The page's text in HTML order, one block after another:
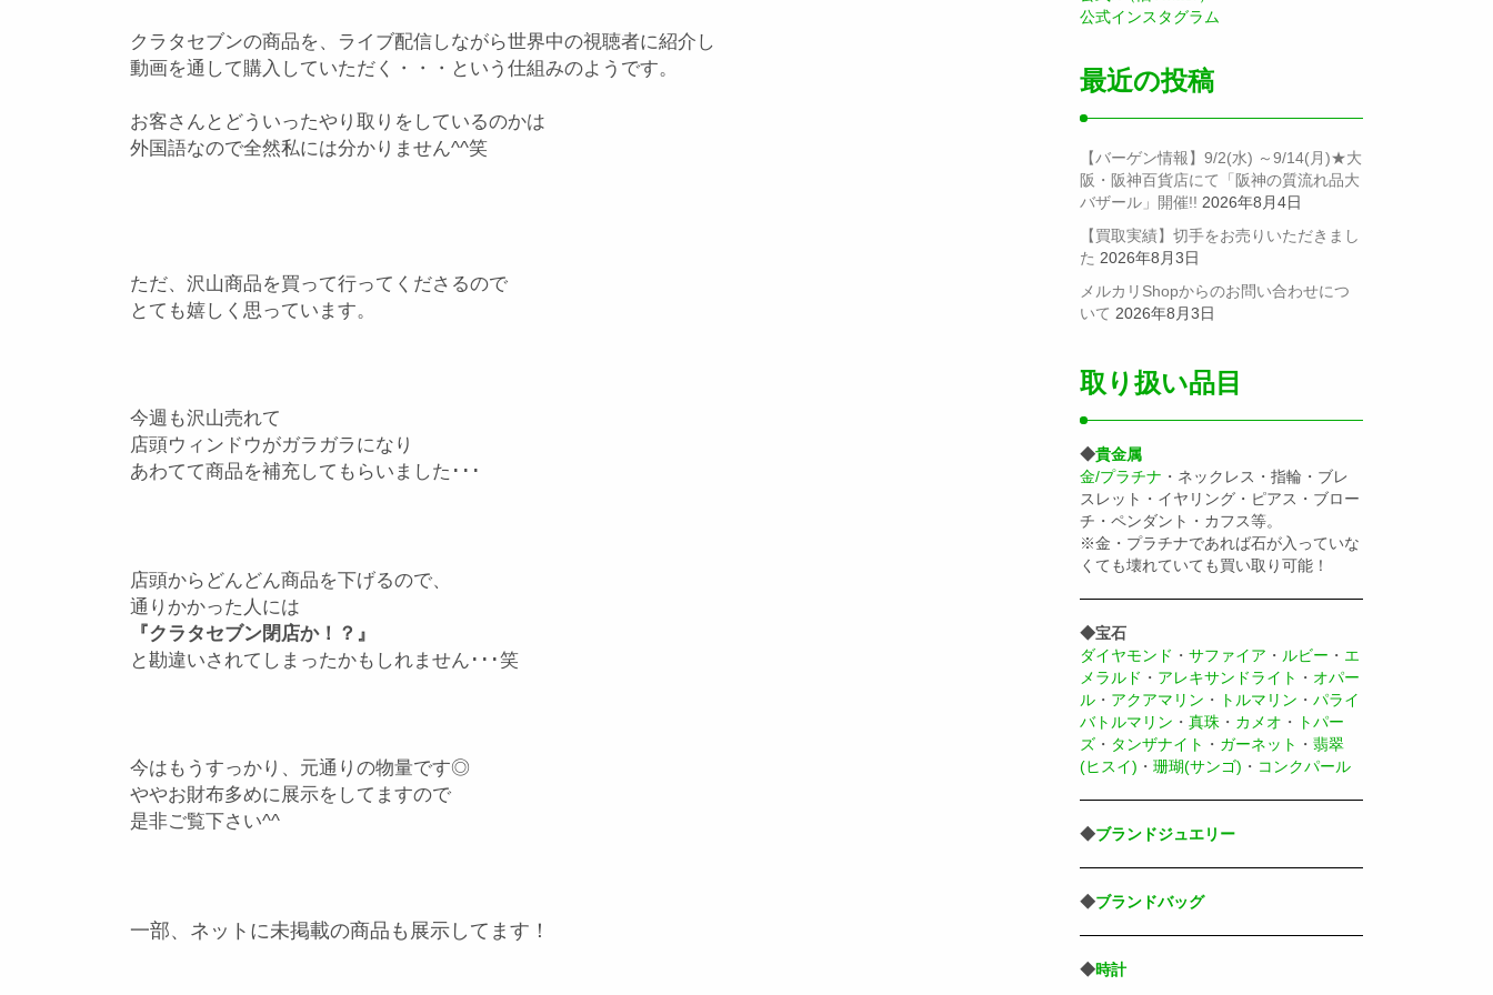
クラタセブンの商品を、ライブ配信しながら世界中の視聴者に紹介し
動画を通して購入していただく・・・という仕組みのようです。
お客さんとどういったやり取りをしているのかは
外国語なので全然私には分かりません^^笑
ただ、沢山商品を買って行ってくださるので
とても嬉しく思っています。
今週も沢山売れて
店頭ウィンドウがガラガラになり
あわてて商品を補充してもらいました･･･
店頭からどんどん商品を下げるので、
通りかかった人には
『クラタセブン閉店か！？』
と勘違いされてしまったかもしれません･･･笑
今はもうすっかり、元通りの物量です◎
ややお財布多めに展示をしてますので
是非ご覧下さい^^
一部、ネットに未掲載の商品も展示してます！
公式インスタグラム
最近の投稿
【バーゲン情報】9/2(水) ～9/14(月)★大
阪・阪神百貨店にて「阪神の質流れ品大
バザール」開催!! 2026年8月4日
【買取実績】切手をお売りいただきまし
た 2026年8月3日
メルカリShopからのお問い合わせにつ
いて 2026年8月3日
取り扱い品目
◆貴金属
金/プラチナ ・ネックレス・指輪・ブレ
スレット・イヤリング・ピアス・ブロー
チ・ペンダント・カフス等。
※金・プラチナであれば石が入っていな
くても壊れていても買い取り可能！
◆宝石
ダイヤモンド ・ サファイア ・ ルビー ・ エ
メラルド ・ アレキサンドライト ・ オパー
ル ・ アクアマリン ・ トルマリン ・ パライ
バトルマリン ・ 真珠 ・ カメオ ・
トパー
ズ ・ タンザナイト ・ ガーネット ・ 翡翠
(ヒスイ) ・ 珊瑚(サンゴ) ・ コンクパール
◆ブランドジュエリー
◆ブランドバッグ
◆時計